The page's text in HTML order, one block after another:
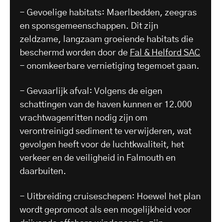
- Gevoelige habitats: Maerlbedden, zeegras
en sponsgemeenschappen. Dit zijn
zeldzame, langzaam groeiende habitats die
beschermd worden door de Fal & Helford SAC
- onomkeerbare vernietiging tegemoet gaan.
- Gevaarlijk afval: Volgens de eigen
schattingen van de haven kunnen er 12.000
vrachtwagenritten nodig zijn om
verontreinigd sediment te verwijderen, wat
gevolgen heeft voor de luchtkwaliteit, het
verkeer en de veiligheid in Falmouth en
daarbuiten.
- Uitbreiding cruiseschepen: Hoewel het plan
wordt gepromoot als een mogelijkheid voor